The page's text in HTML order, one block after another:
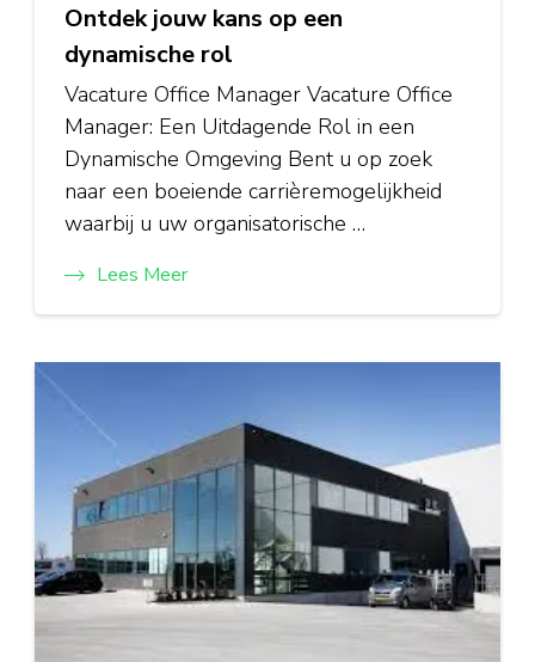
Ontdek jouw kans op een
dynamische rol
Vacature Office Manager Vacature Office
Manager: Een Uitdagende Rol in een
Dynamische Omgeving Bent u op zoek
naar een boeiende carrièremogelijkheid
waarbij u uw organisatorische …
Lees Meer